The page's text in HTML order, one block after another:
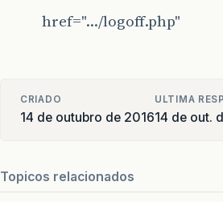
href="…/logoff.php"
CRIADO
14 de outubro de 2016
ULTIMA
14 de out.
Topicos relacionados